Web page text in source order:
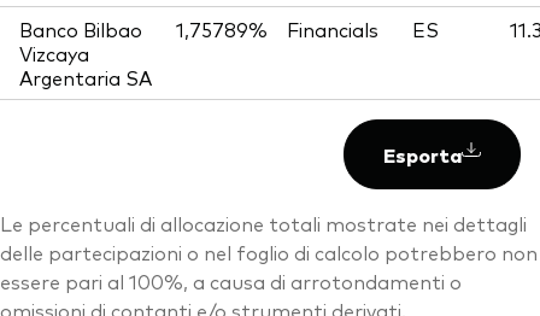
Banco Bilbao
Vizcaya
Argentaria SA
1,75789% Financials ES
Esporta
Le percentuali di allocazione totali mostrate nei dettagli
delle partecipazioni o nel foglio di calcolo potrebbero non
essere pari al 100%, a causa di arrotondamenti o
omissioni di contanti e/o strumenti derivati.